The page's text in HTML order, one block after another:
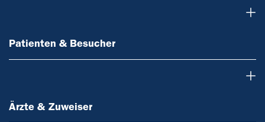
Patienten & Besucher
Ärzte & Zuweiser